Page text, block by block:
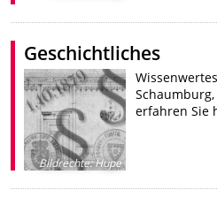
Geschichtliches
Bildrechte:Hupe
erfahren Sie